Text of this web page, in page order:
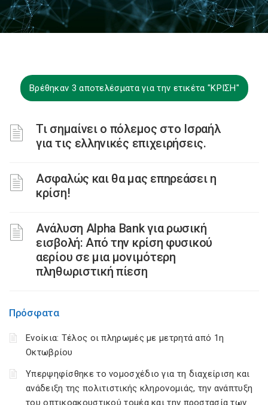
Βρέθηκαν 3 αποτελέσματα για την ετικέτα "ΚΡΙΣΗ"
Τι σημαίνει ο πόλεμος στο Ισραήλ
για τις ελληνικές επιχειρήσεις.
Ασφαλώς και θα μας επηρεάσει η
κρίση!
Ανάλυση Alpha Bank για ρωσική
εισβολή: Από την κρίση φυσικού
αερίου σε μια μονιμότερη
πληθωριστική πίεση
Πρόσφατα
Ενοίκια: Τέλος οι πληρωμές με μετρητά από 1η
Οκτωβρίου
Υπερψηφίσθηκε το νομοσχέδιο για τη διαχείριση και
ανάδειξη της πολιτιστικής κληρονομιάς, την ανάπτυξη
του οπτικοακουστικού τομέα και την προστασία των